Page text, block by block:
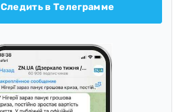
Следить в Телеграмме